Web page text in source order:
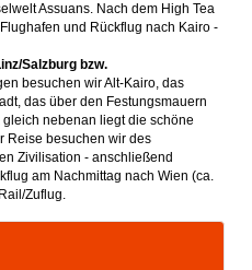
Assuans. Nach dem High Tea
und Rückflug nach Kairo -
Salzburg bzw.
besuchen wir Alt-Kairo, das
das über den Festungsmauern
nebenan liegt die schöne
Reise besuchen wir des
Zivilisation - anschließend
am Nachmittag nach Wien (ca.
Zuflug.